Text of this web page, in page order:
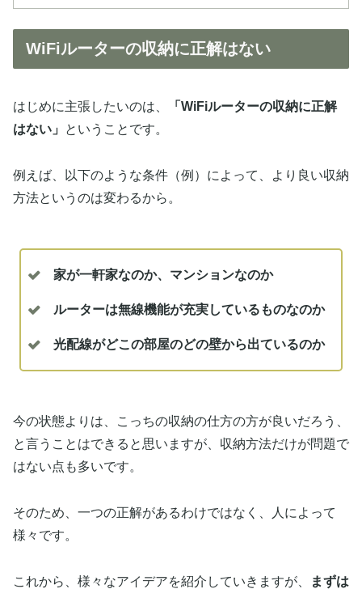
WiFiルーターの収納に正解はない
はじめに主張したいのは、
「WiFiルーターの収納に正解
はない」 ということです。
例えば、以下のような条件（例）によって、より良い収納
方法というのは変わるから。
家が一軒家なのか、マンションなのか
ルーターは無線機能が充実しているものなのか
光配線がどこの部屋のどの壁から出ているのか
今の状態よりは、こっちの収納の仕方の方が良いだろう、
と言うことはできると思いますが、収納方法だけが問題で
はない点も多いです。
そのため、一つの正解があるわけではなく、人によって
様々です。
これから、様々なアイデアを紹介していきますが、
まずは